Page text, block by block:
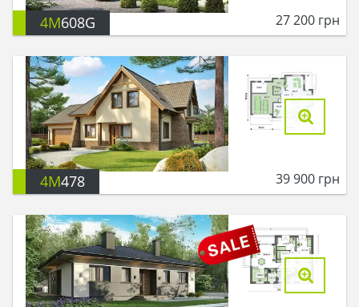
4M608G 27 200 грн
4M478 39 900 грн